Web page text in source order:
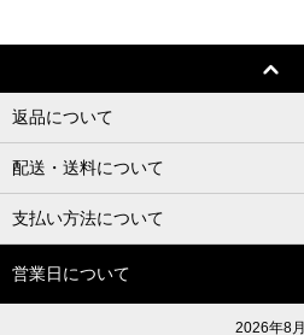
返品について
配送・送料について
支払い方法について
営業日について
2026年8月